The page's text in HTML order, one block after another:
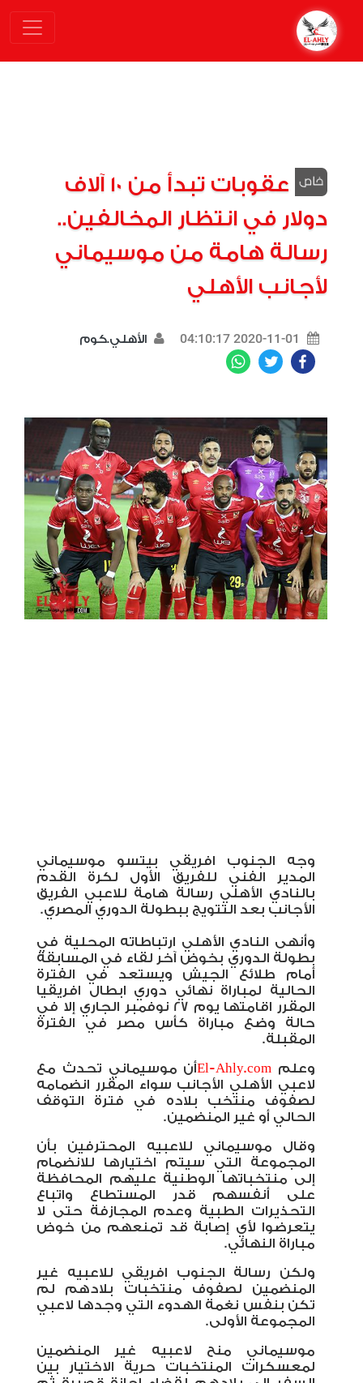
عقوبات تبدأ من 10 آلاف
دولار في انتظار المخالفين..
رسالة هامة من موسيماني
لأجانب الأهلي
2020-11-01 04:10:17 الأهلي.كوم
Facebook
Twitter
وجه الجنوب افريقي بيتسو موسيماني
المدير الفني للفريق الأول لكرة القدم
بالنادي الأهلي رسالة هامة للاعبي الفريق
الأجانب بعد التتويج ببطولة الدوري المصري.
وأنهى النادي الأهلي ارتباطاته المحلية في
بطولة الدوري بخوض آخر لقاء في المسابقة
أمام طلائع الجيش ويستعد في الفترة
الحالية لمباراة نهائي دوري ابطال افريقيا
المقرر اقامتها يوم 27 نوفمبر الجاري إلا في
حالة وضع مباراة كأس مصر في الفترة
المقبلة.
وعلم El-Ahly.comأن موسيماني تحدث مع
لاعبي الأهلي الأجانب سواء المقرر انضمامه
لصفوف منتخب بلاده في فترة التوقف
الحالي أو غير المنضمين.
وقال موسيماني للاعبيه المحترفين بأن
المجموعة التي سيتم اختيارها للانضمام
إلى منتخباتها الوطنية عليهم المحافظة
على أنفسهم قدر المستطاع واتباع
التحذيرات الطبية وعدم المجازفة حتى لا
يتعرضوا لأي إصابة قد تمنعهم من خوض
مباراة النهائي.
ولكن رسالة الجنوب افريقي للاعبيه غير
المنضمين لصفوف منتخبات بلادهم لم
تكن بنفس نغمة الهدوء التي وجدها لاعبي
المجموعة الأولى.
موسيماني منح لاعبيه غير المنضمين
لمعسكرات المنتخبات حرية الاختيار بين